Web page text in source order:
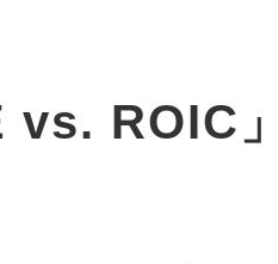
vs. ROIC